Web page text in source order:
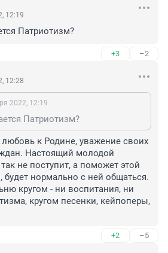
12:19
Патриотизм?
+3 –2
12:28
2022, 12:19
Патриотизм?
любовь к Родине, уважение своих
Настоящий молодой
не поступит, а поможет этой
будет нормально с ней общаться.
кругом - ни воспитания, ни
кругом песенки, кейпоперы,
+2 –5